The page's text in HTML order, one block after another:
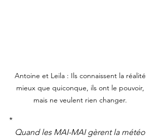
Antoine et Leila : Ils connaissent la réalité
mieux que quiconque, ils ont le pouvoir,
mais ne veulent rien changer.
*
Quand les MAI-MAI gèrent la météo